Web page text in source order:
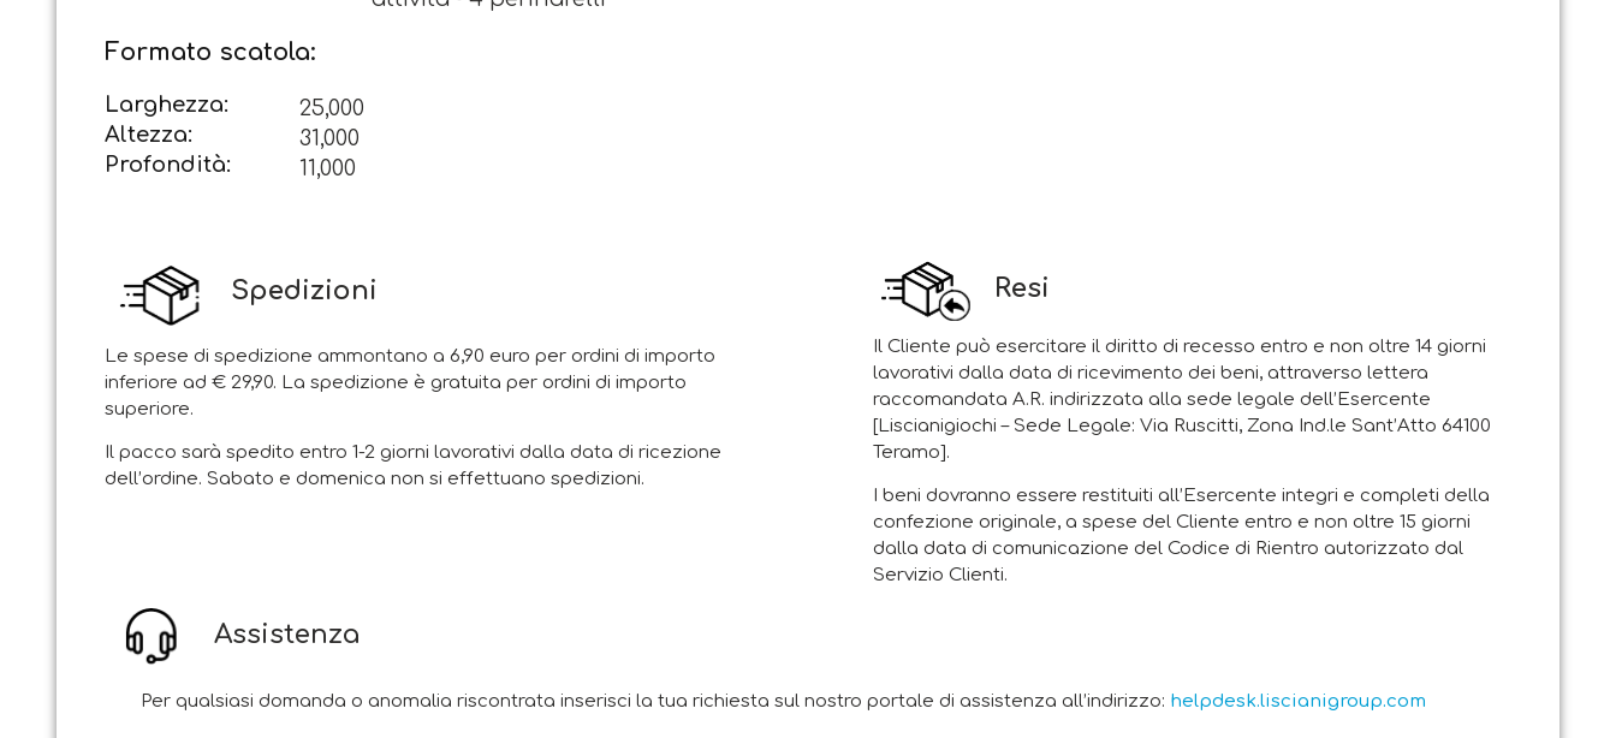
Formato scatola:
Larghezza:
25,000
Altezza:
31,000
Profondità:
11,000
Spedizioni
Le spese di spedizione ammontano a 6,90 euro per ordini di importo
inferiore ad € 29,90. La spedizione è gratuita per ordini di importo
superiore.
Il pacco sarà spedito entro 1-2 giorni lavorativi dalla data di ricezione
dell’ordine. Sabato e domenica non si effettuano spedizioni.
Resi
Il Cliente può esercitare il diritto di recesso entro e non oltre 14 giorni
lavorativi dalla data di ricevimento dei beni, attraverso lettera
raccomandata A.R. indirizzata alla sede legale dell’Esercente
[Liscianigiochi – Sede Legale: Via Ruscitti, Zona Ind.le Sant’Atto 64100
Teramo].
I beni dovranno essere restituiti all’Esercente integri e completi della
confezione originale, a spese del Cliente entro e non oltre 15 giorni
dalla data di comunicazione del Codice di Rientro autorizzato dal
Servizio Clienti.
Assistenza
Per qualsiasi domanda o anomalia riscontrata inserisci la tua richiesta sul nostro portale di assistenza all’indirizzo: helpdesk.liscianigroup.com